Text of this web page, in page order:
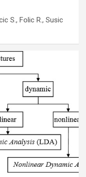
S., Folic R., Susic